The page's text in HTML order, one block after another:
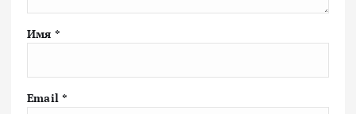
Имя *
Email *